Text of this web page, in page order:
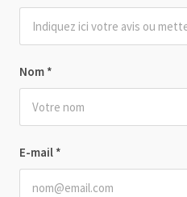
Nom *
E-mail *